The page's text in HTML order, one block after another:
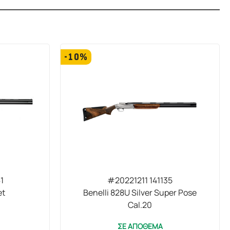
#20221211 141135
Benelli 828U Silver Super Pose
Cal.20
ΣΕ ΑΠΟΘΕΜΑ
-10%